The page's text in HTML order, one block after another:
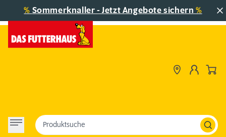
% Sommerknaller - Jetzt Angebote sichern %
Produktsuche